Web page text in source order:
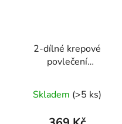
2-dílné krepové
povlečení
květy červené růže
Skladem (>5 ks)